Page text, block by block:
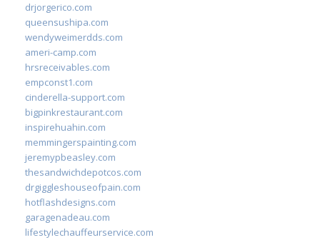
drjorgerico.com
queensushipa.com
wendyweimerdds.com
ameri-camp.com
hrsreceivables.com
empconst1.com
cinderella-support.com
bigpinkrestaurant.com
inspirehuahin.com
memmingerspainting.com
jeremypbeasley.com
thesandwichdepotcos.com
drgiggleshouseofpain.com
hotflashdesigns.com
garagenadeau.com
lifestylechauffeurservice.com